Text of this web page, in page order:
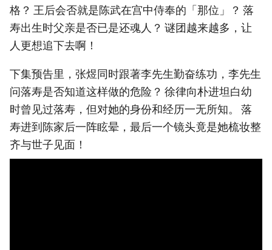
格？ 王后会否就是陈武在宫中侍奉的「那位」？ 落
寿出生时父亲是否已是还魂人？ 谜团越来越多，让
人更想追下去啊！
下集预告里，张煜同时跟著李先生勤奋练功，李先生
问落寿是否知道这样做的危险？ 徐律向朴进坦白幼
时曾见过落寿，但对她的身份和经历一无所知。 落
寿进到陈家后一阵眩晕，最后一个镜头竟是她梳妆整
齐与世子见面！